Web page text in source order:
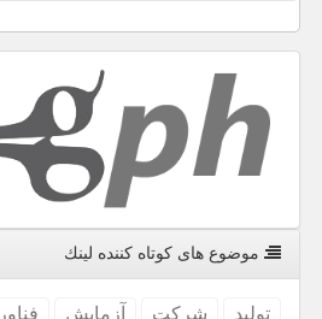
موضوع های كوتاه كننده لینك
تولید شركت آزمایش